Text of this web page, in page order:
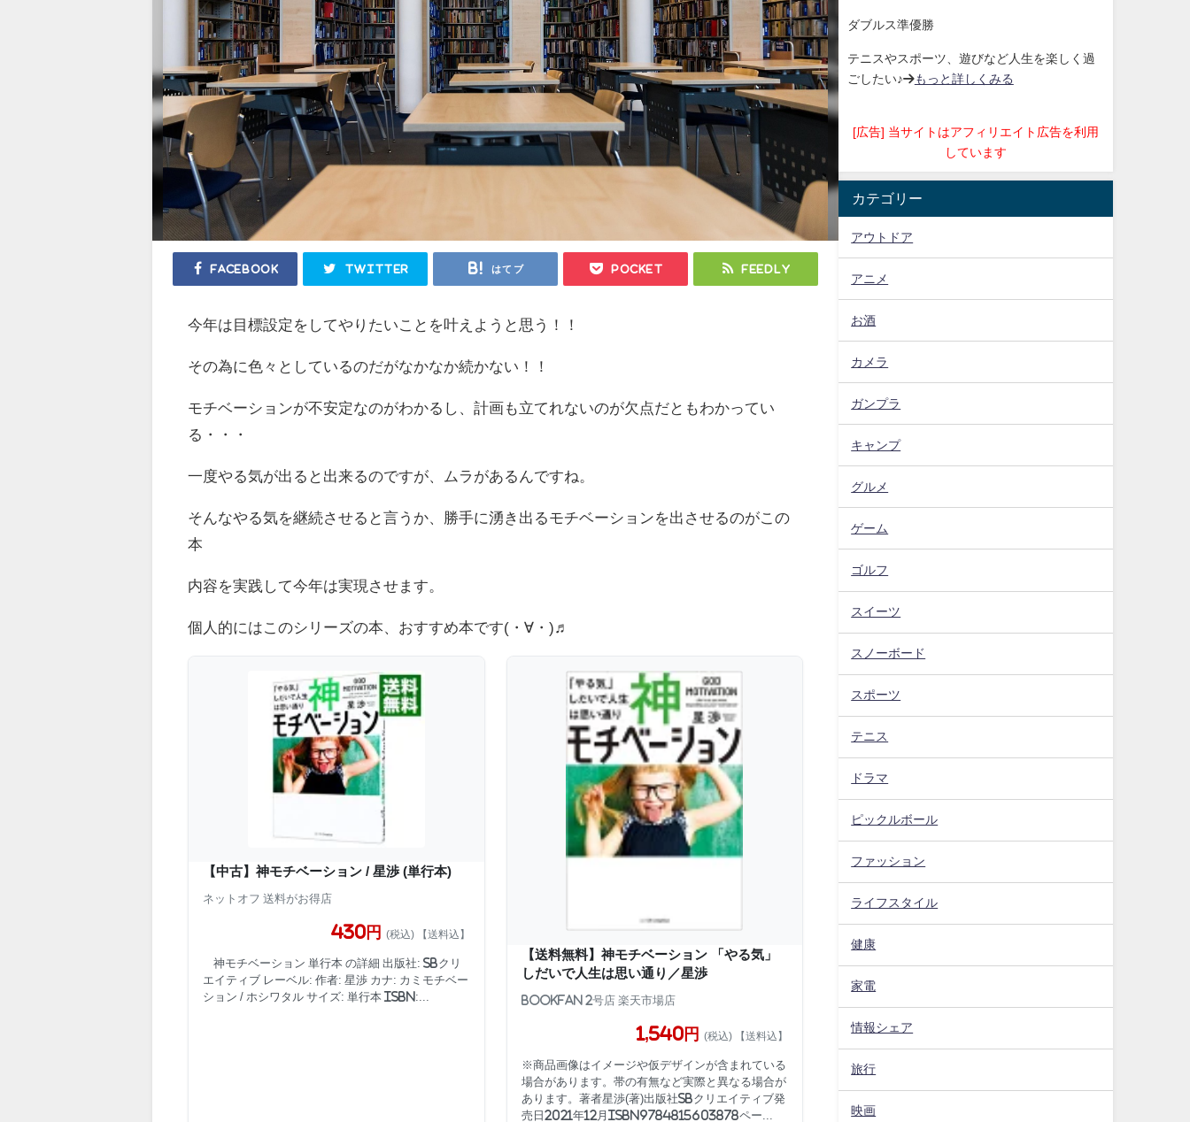
Facebook Twitter はてブ Pocket Feedly
今年は目標設定をしてやりたいことを叶えようと思う！！
その為に色々としているのだがなかなか続かない！！
モチベーションが不安定なのがわかるし、計画も立てれないのが欠点だともわかってい
る・・・
一度やる気が出ると出来るのですが、ムラがあるんですね。
そんなやる気を継続させると言うか、勝手に湧き出るモチベーションを出させるのがこの
本
内容を実践して今年は実現させます。
個人的にはこのシリーズの本、おすすめ本です(・∀・)♬
【中古】神モチベーション / 星渉 (単行本)
ネットオフ 送料がお得店
430円 (税込) 【送料込】
神モチベーション 単行本 の詳細 出版社: SBクリ
エイティブ レーベル: 作者: 星渉 カナ: カミモチベー
ション / ホシワタル サイズ: 単行本 ISBN:...
【送料無料】神モチベーション 「やる気」
しだいで人生は思い通り／星渉
bookfan 2号店 楽天市場店
1,540円 (税込) 【送料込】
※商品画像はイメージや仮デザインが含まれている
場合があります。帯の有無など実際と異なる場合が
あります。著者星渉(著)出版社SBクリエイティブ発
売日2021年12月ISBN9784815603878ペー...
ダブルス準優勝
テニスやスポーツ、遊びなど人生を楽しく過
ごしたい♪→もっと詳しくみる
[広告] 当サイトはアフィリエイト広告を利用
しています
カテゴリー
アウトドア
アニメ
お酒
カメラ
ガンプラ
キャンプ
グルメ
ゲーム
ゴルフ
スイーツ
スノーボード
スポーツ
テニス
ドラマ
ピックルボール
ファッション
ライフスタイル
健康
家電
情報シェア
旅行
映画